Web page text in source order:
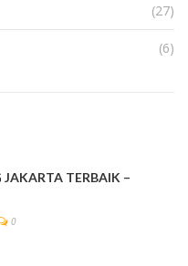
(27)
(6)
TERBAIK –
0